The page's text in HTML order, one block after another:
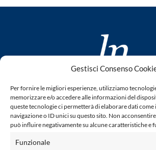
Gestisci Consenso
Per fornire le migliori esperienze, utilizziamo
memorizzare e/o accedere alle informazioni del
queste tecnologie ci permetterà di elaborare dati
navigazione o ID unici su questo sito. Non
può influire negativamente su alcune caratteristiche e
Funzionale
fondato da Romano
Questo blog non rappresenta una
quanto viene aggiornato senza alcuna
legge n° 62 del 7.03.2001. L'autore non è